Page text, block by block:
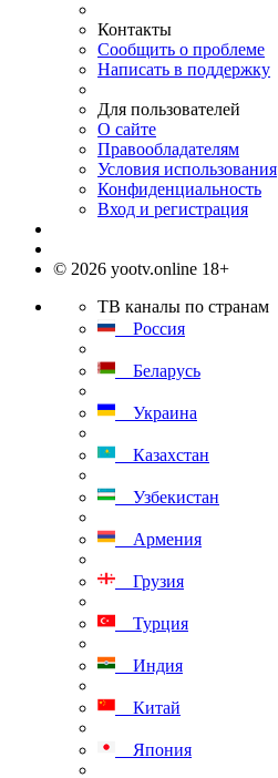
Контакты
Сообщить о проблеме
Написать в поддержку
Для пользователей
О сайте
Правообладателям
Условия использования
Конфиденциальность
Вход и регистрация
© 2026 yootv.online 18+
ТВ каналы по странам
Россия
Беларусь
Украина
Казахстан
Узбекистан
Армения
Грузия
Турция
Индия
Китай
Япония